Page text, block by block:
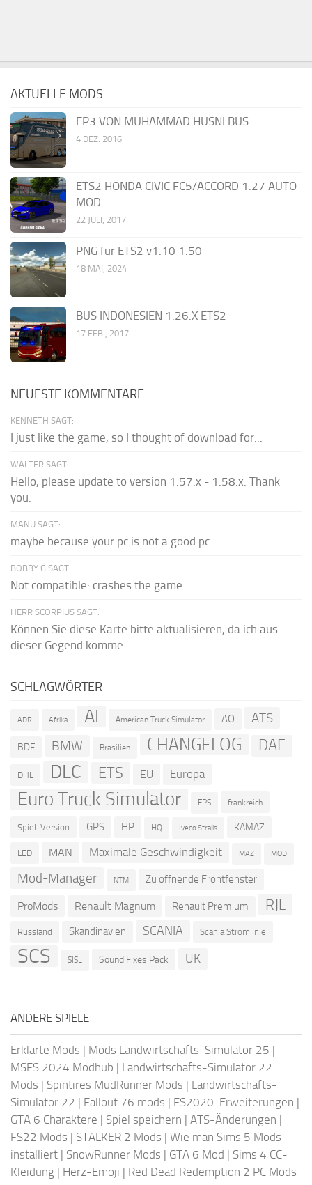
AKTUELLE MODS
EP3 VON MUHAMMAD HUSNI BUS
4 DEZ. 2016
ETS2 HONDA CIVIC FC5/ACCORD 1.27 AUTO
MOD
22 JULI, 2017
PNG für ETS2 v1.10 1.50
18 MAI, 2024
BUS INDONESIEN 1.26.X ETS2
17 FEB., 2017
NEUESTE KOMMENTARE
KENNETH SAGT:
I just like the game, so I thought of download for...
WALTER SAGT:
Hello, please update to version 1.57.x - 1.58.x. Thank
you.
MANU SAGT:
maybe because your pc is not a good pc
BOBBY G SAGT:
Not compatible: crashes the game
HERR SCORPIUS SAGT:
Können Sie diese Karte bitte aktualisieren, da ich aus
dieser Gegend komme...
SCHLAGWÖRTER
ADR Afrika AI American Truck Simulator AO ATS
BDF BMW Brasilien CHANGELOG DAF
DHL DLC ETS EU Europa
Euro Truck Simulator FPS frankreich
Spiel-Version GPS HP HQ Iveco Stralis KAMAZ
LED MAN Maximale Geschwindigkeit MAZ MOD
Mod-Manager NTM Zu öffnende Frontfenster
ProMods Renault Magnum Renault Premium RJL
Russland Skandinavien SCANIA Scania Stromlinie
SCS SISL Sound Fixes Pack UK
ANDERE SPIELE
Erklärte Mods | Mods Landwirtschafts-Simulator 25 |
MSFS 2024 Modhub | Landwirtschafts-Simulator 22
Mods | Spintires MudRunner Mods | Landwirtschafts-
Simulator 22 | Fallout 76 mods | FS2020-Erweiterungen |
GTA 6 Charaktere | Spiel speichern | ATS-Änderungen |
FS22 Mods | STALKER 2 Mods | Wie man Sims 5 Mods
installiert | SnowRunner Mods | GTA 6 Mod | Sims 4 CC-
Kleidung | Herz-Emoji | Red Dead Redemption 2 PC Mods